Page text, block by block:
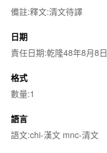
備註:釋文:清文待譯
日期
責任日期:乾隆48年8月8日
格式
數量:1
語言
語文:chi-漢文 mnc-清文